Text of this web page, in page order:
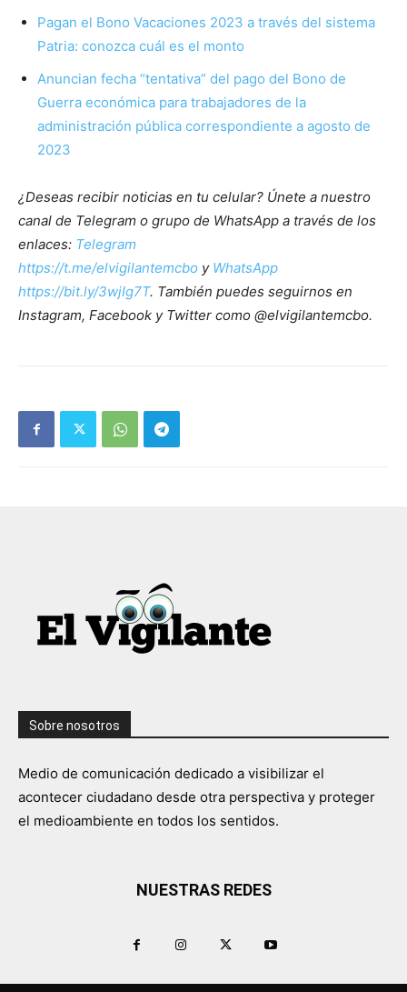
Pagan el Bono Vacaciones 2023 a través del sistema
Patria: conozca cuál es el monto
Anuncian fecha “tentativa” del pago del Bono de
Guerra económica para trabajadores de la
administración pública correspondiente a agosto de
2023
¿Deseas recibir noticias en tu celular? Únete a nuestro
canal de Telegram o grupo de WhatsApp a través de los
enlaces: Telegram
https://t.me/elvigilantemcbo y WhatsApp
https://bit.ly/3wjIg7T. También puedes seguirnos en
Instagram, Facebook y Twitter como @elvigilantemcbo.
Sobre nosotros
Medio de comunicación dedicado a visibilizar el
acontecer ciudadano desde otra perspectiva y proteger
el medioambiente en todos los sentidos.
NUESTRAS REDES